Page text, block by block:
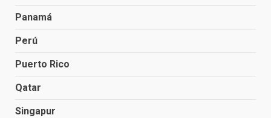
Panamá
Perú
Puerto Rico
Qatar
Singapur